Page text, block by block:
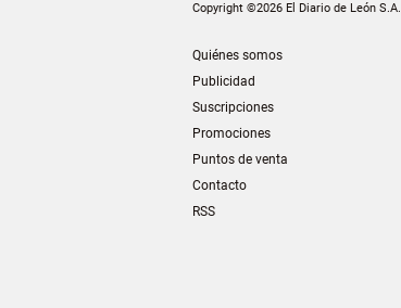
Copyright ©2026 El Diario de León S.A.
Quiénes somos
Publicidad
Suscripciones
Promociones
Puntos de venta
Contacto
RSS